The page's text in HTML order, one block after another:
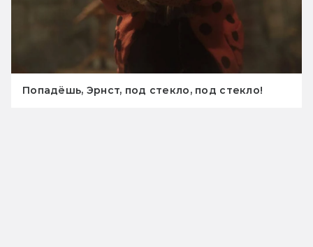
Попадёшь, Эрнст, под стекло, под стекло!